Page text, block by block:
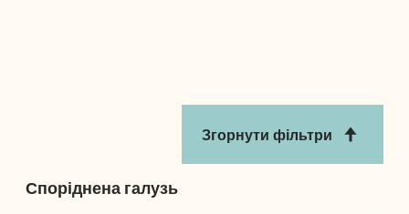
Згорнути фільтри
Споріднена галузь